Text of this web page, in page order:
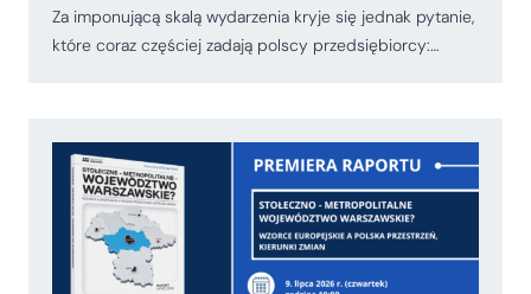
Za imponującą skalą wydarzenia kryje się jednak pytanie,
które coraz częściej zadają polscy przedsiębiorcy:…